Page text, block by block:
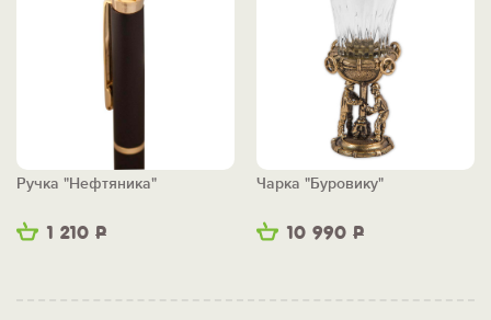
1 210 Р
Ручка "Нефтяника"
10 990 Р
Чарка "Буровику"